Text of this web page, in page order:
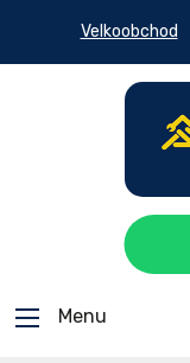
Velkoobchod
Menu